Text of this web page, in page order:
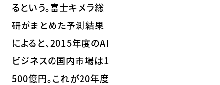
るという。富士キメラ総
研がまとめた予測結果
によると、2015年度のAI
ビジネスの国内市場は1
500億円。これが20年度